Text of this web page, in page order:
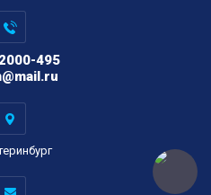
495